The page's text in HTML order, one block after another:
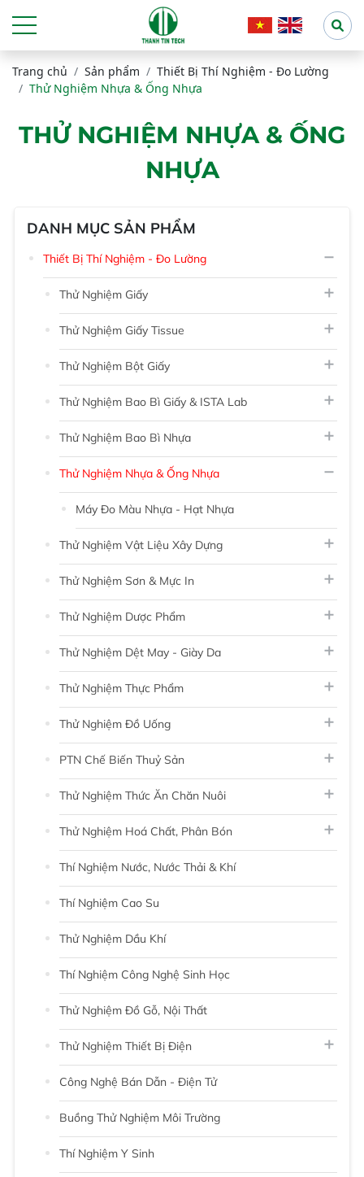
Trang chủ Sản phẩm
Thiết Bị Thí Nghiệm - Đo Lường
Thử Nghiệm Nhựa & Ống Nhựa
THỬ NGHIỆM NHỰA & ỐNG
NHỰA
DANH MỤC SẢN PHẨM
Thiết Bị Thí Nghiệm - Đo Lường
Thử Nghiệm Giấy
Thử Nghiệm Giấy Tissue
Thử Nghiệm Bột Giấy
Thử Nghiệm Bao Bì Giấy & ISTA Lab
Thử Nghiệm Bao Bì Nhựa
Thử Nghiệm Nhựa & Ống Nhựa
Máy Đo Màu Nhựa - Hạt Nhựa
Thử Nghiệm Vật Liệu Xây Dựng
Thử Nghiệm Sơn & Mực In
Thử Nghiệm Dược Phẩm
Thử Nghiệm Dệt May - Giày Da
Thử Nghiệm Thực Phẩm
Thử Nghiệm Đồ Uống
PTN Chế Biến Thuỷ Sản
Thử Nghiệm Thức Ăn Chăn Nuôi
Thử Nghiệm Hoá Chất, Phân Bón
Thí Nghiệm Nước, Nước Thải & Khí
Thí Nghiệm Cao Su
Thử Nghiệm Dầu Khí
Thí Nghiệm Công Nghệ Sinh Học
Thử Nghiệm Đồ Gỗ, Nội Thất
Thử Nghiệm Thiết Bị Điện
Công Nghệ Bán Dẫn - Điện Tử
Buồng Thử Nghiệm Môi Trường
Thí Nghiệm Y Sinh